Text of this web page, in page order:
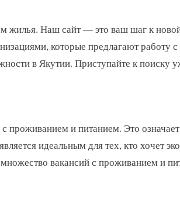
жилья. Наш сайт — это ваш шаг к
которые предлагают работу с
в Якутии. Приступайте к поиску
и питанием. Это
идеальным для тех, кто хочет
вакансий с проживанием и